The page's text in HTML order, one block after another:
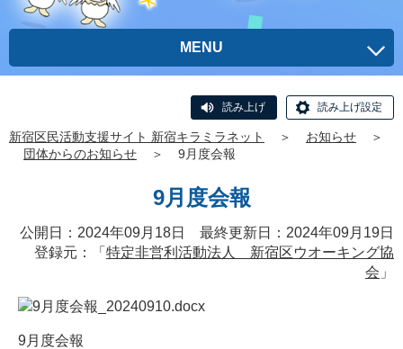
MENU
読み上げ 読み上げ設定
新宿区民活動支援サイト 新宿キラミラネット ＞ お知らせ
＞
団体からのお知らせ
＞ 9月度会報
9月度会報
公開日：2024年09月18日 最終更新日：2024年09月19日
登録元：「 特定非営利活動法人 新宿区ウオーキング協
会 」
9月度会報